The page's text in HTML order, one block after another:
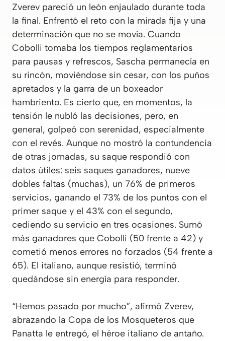
Zverev pareció un león enjaulado durante toda
la final. Enfrentó el reto con la mirada fija y una
determinación que no se movía. Cuando
Cobolli tomaba los tiempos reglamentarios
para pausas y refrescos, Sascha permanecía en
su rincón, moviéndose sin cesar, con los puños
apretados y la garra de un boxeador
hambriento. Es cierto que, en momentos, la
tensión le nubló las decisiones, pero, en
general, golpeó con serenidad, especialmente
con el revés. Aunque no mostró la contundencia
de otras jornadas, su saque respondió con
datos útiles: seis saques ganadores, nueve
dobles faltas (muchas), un 76% de primeros
servicios, ganando el 73% de los puntos con el
primer saque y el 43% con el segundo,
cediendo su servicio en tres ocasiones. Sumó
más ganadores que Cobolli (50 frente a 42) y
cometió menos errores no forzados (54 frente a
65). El italiano, aunque resistió, terminó
quedándose sin energía para responder.
“Hemos pasado por mucho”, afirmó Zverev,
abrazando la Copa de los Mosqueteros que
Panatta le entregó, el héroe italiano de antaño.